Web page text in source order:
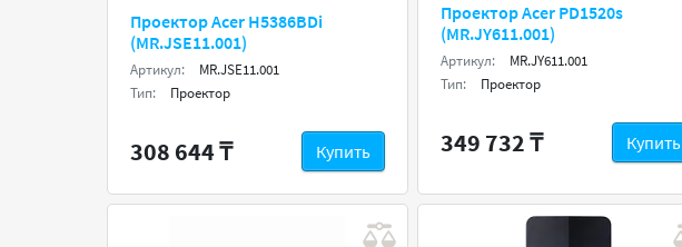
Проектор Acer H5386BDi
(MR.JSE11.001)
Артикул:
MR.JSE11.001
Тип:
Проектор
308 644 ₸ Купить
Проектор Acer PD1520s
(MR.JY611.001)
Артикул:
MR.JY611.001
Тип:
Проектор
349 732 ₸ Купить